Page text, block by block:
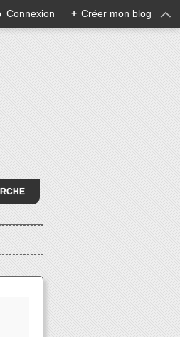
Connexion + Créer mon blog